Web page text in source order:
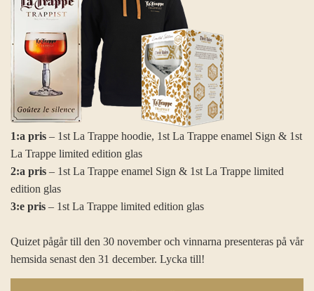
1:a pris – 1st La Trappe hoodie, 1st La Trappe enamel Sign & 1st
La Trappe limited edition glas
2:a pris – 1st La Trappe enamel Sign & 1st La Trappe limited
edition glas
3:e pris – 1st La Trappe limited edition glas
Quizet pågår till den 30 november och vinnarna presenteras på vår
hemsida senast den 31 december. Lycka till!